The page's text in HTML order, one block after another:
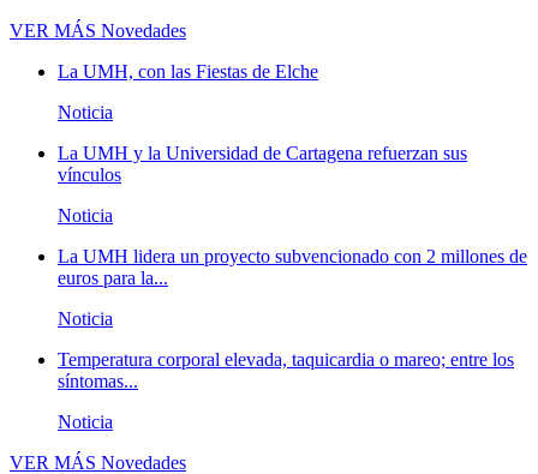
VER MÁS Novedades
La UMH, con las Fiestas de Elche
Noticia
La UMH y la Universidad de Cartagena refuerzan sus
vínculos
Noticia
La UMH lidera un proyecto subvencionado con 2 millones de
euros para la...
Noticia
Temperatura corporal elevada, taquicardia o mareo; entre los
síntomas...
Noticia
VER MÁS Novedades